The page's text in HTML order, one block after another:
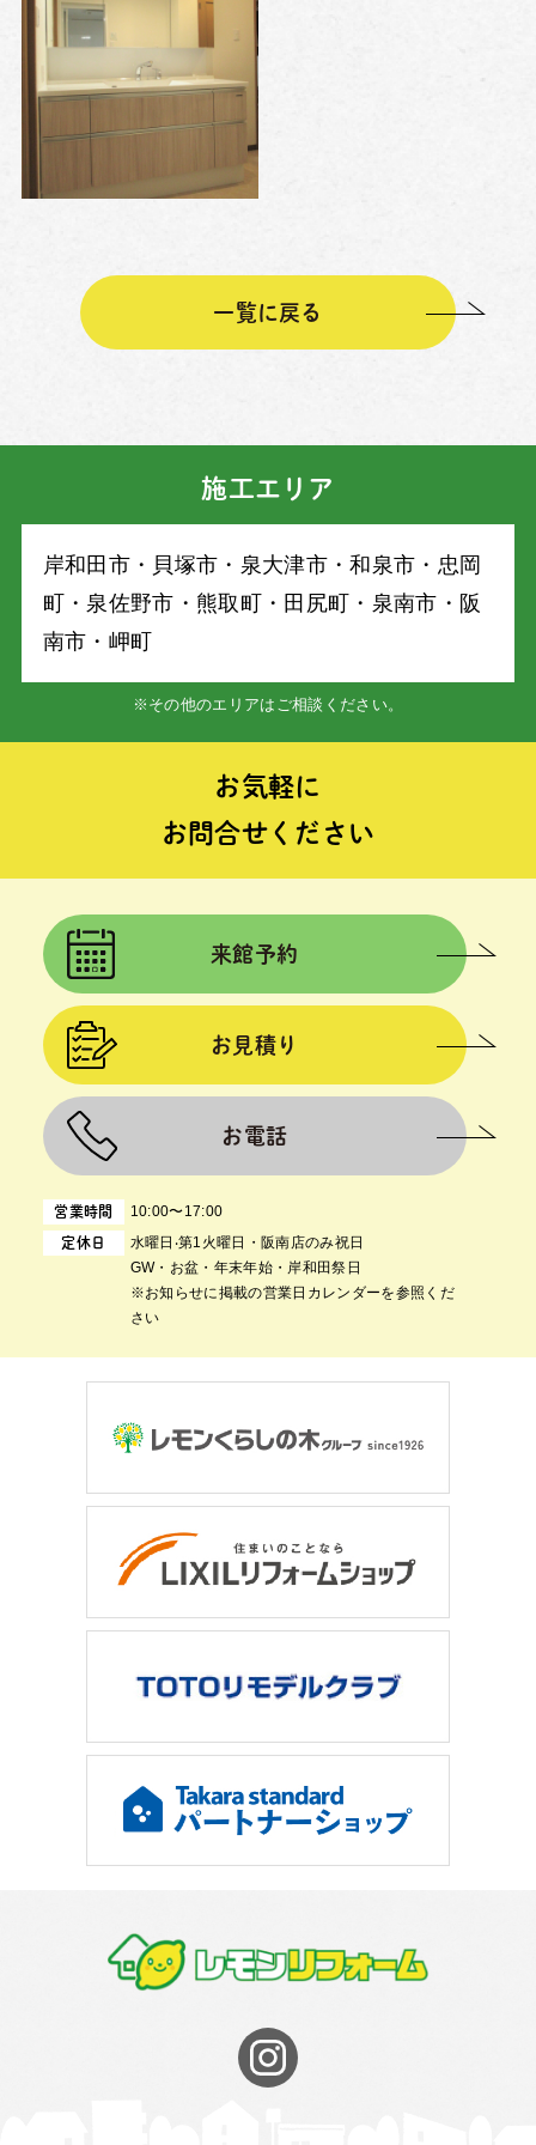
一覧に戻る
施工エリア
岸和⽥市・⾙塚市・泉⼤津市・和泉市・忠岡
町・泉佐野市・熊取町・⽥尻町・泉南市・阪
南市・岬町
※その他のエリアはご相談ください。
お気軽に
お問合せください
営業時間 10:00〜17:00
定休日
⽔曜⽇‧第1⽕曜⽇・阪南店のみ祝日
GW・お盆・年末年始・岸和田祭日
※お知らせに掲載の営業日カレンダーを参照くだ
さい
来館予約
お見積り
お電話